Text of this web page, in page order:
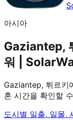
아시아
Gaziantep,
워 |
Gaziantep, 튀르키
혼 시간을 확인할
도시별 일출, 일몰,